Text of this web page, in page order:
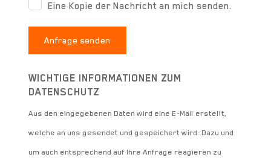
Eine Kopie der Nachricht an mich senden.
Anfrage senden
WICHTIGE INFORMATIONEN ZUM
DATENSCHUTZ
Aus den eingegebenen Daten wird eine E-Mail erstellt,
welche an uns gesendet und gespeichert wird. Dazu und
um auch entsprechend auf Ihre Anfrage reagieren zu